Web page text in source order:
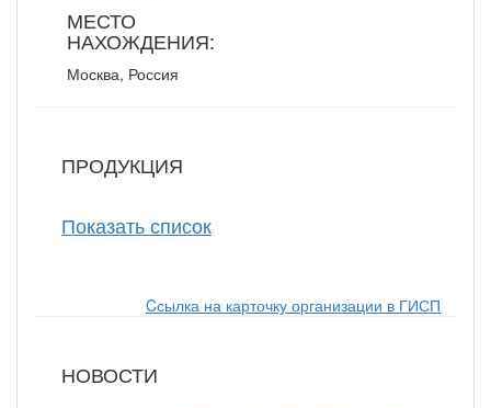
МЕСТО
НАХОЖДЕНИЯ:
Москва, Россия
ПРОДУКЦИЯ
Показать список
Cсылка на карточку организации в ГИСП
НОВОСТИ